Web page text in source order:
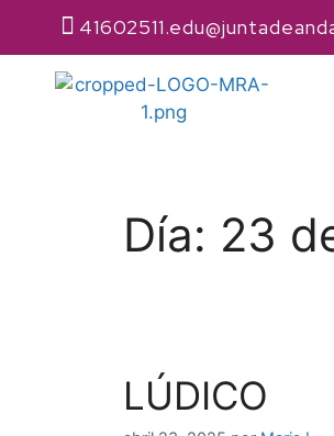
Día: 23
LÚDICO